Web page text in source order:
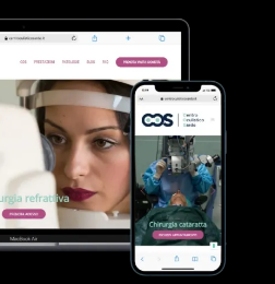
VEDI SCHEDA